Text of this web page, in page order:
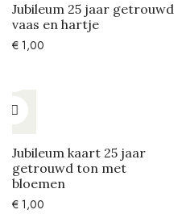
Jubileum 25 jaar getrouwd
vaas en hartje
€ 1,00
Jubileum kaart 25 jaar
getrouwd ton met
bloemen
€ 1,00